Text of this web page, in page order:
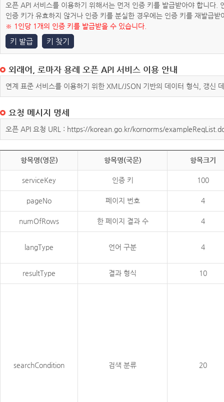
오픈 API 서비스를 이용하기 위해서는 먼저 인증 키를 발급받아야 합니다
인증 키가 유효하지 않거나 인증 키를 분실한 경우에는 인증 키를 재발급받
※ 1인당 1개의 인증 키를 발급받을 수 있습니다.
키 발급 키 찾기
외래어, 로마자 용례 오픈 API 서비스 이용 안내
연계 표준 서비스를 이용하기 위한 XML/JSON 기반의 데이터 형식, 갱신
요청 메시지 명세
오픈 API 요청 URL : https://korean.go.kr/kornorms/
항목명(영문) 항목명(국문) 항목크기
serviceKey 인증 키 100
pageNo 페이지 번호 4
numOfRows 한 페이지 결과 수 4
langType 언어 구분 4
resultType 결과 형식 10
searchCondition 검색 분류 20